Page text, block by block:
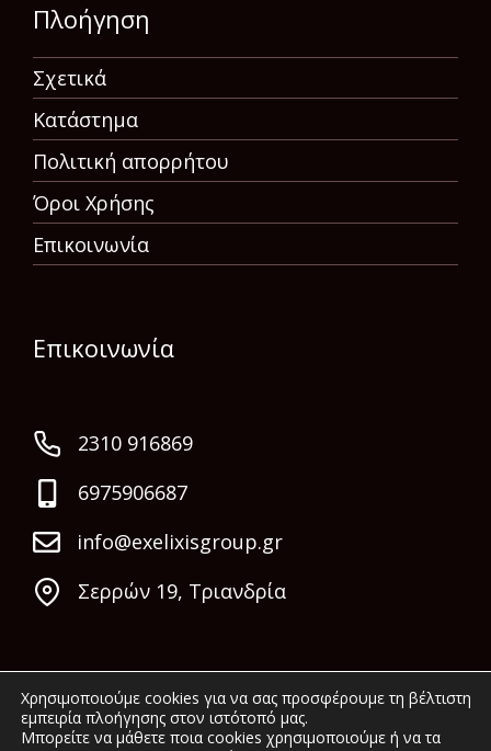
Πλοήγηση
Σχετικά
Κατάστημα
Πολιτική απορρήτου
Όροι Χρήσης
Επικοινωνία
Επικοινωνία
2310 916869
6975906687
info@exelixisgroup.gr
Σερρών 19, Τριανδρία
Χρησιμοποιούμε cookies για να σας προσφέρουμε τη βέλτιστη
εμπειρία πλοήγησης στον ιστότοπό μας.
Μπορείτε να μάθετε ποια cookies χρησιμοποιούμε ή να τα